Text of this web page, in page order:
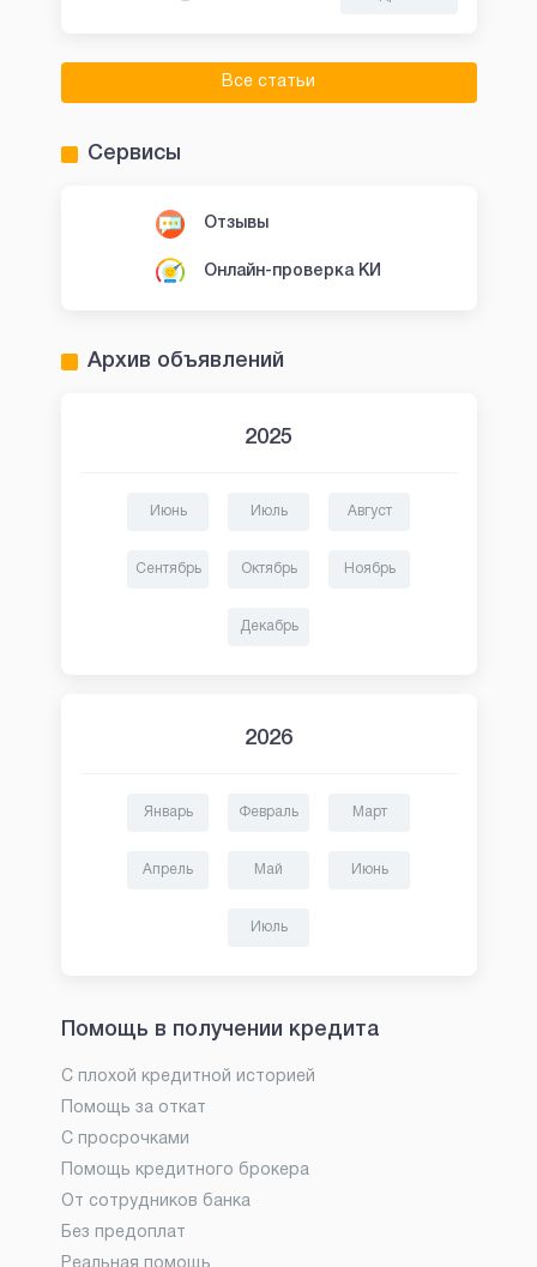
Все статьи
Сервисы
Отзывы
Онлайн-проверка КИ
Архив объявлений
2025
Июнь Июль Август
Сентябрь Октябрь Ноябрь
Декабрь
2026
Январь Февраль Март
Апрель Май Июнь
Июль
Помощь в получении кредита
С плохой кредитной историей
Помощь за откат
С просрочками
Помощь кредитного брокера
От сотрудников банка
Без предоплат